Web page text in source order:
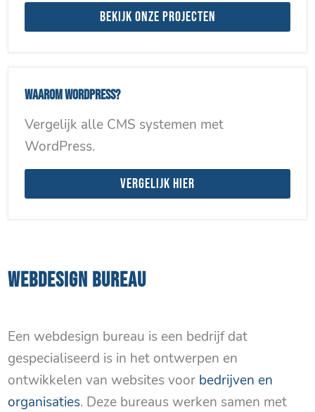
Bekijk onze projecten
Waarom WordPress?
Vergelijk alle CMS systemen met
WordPress.
Vergelijk hier
WEBDESIGN BUREAU
Een webdesign bureau is een bedrijf dat
gespecialiseerd is in het ontwerpen en
ontwikkelen van websites voor bedrijven en
organisaties. Deze bureaus werken samen met